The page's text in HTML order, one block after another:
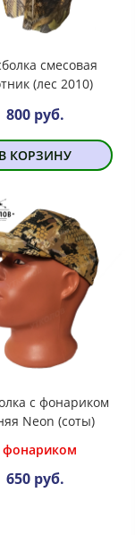
смесовая
(лес 2010)
800 руб.
В КОРЗИНУ
с фонариком
Neon (соты)
фонариком
650 руб.